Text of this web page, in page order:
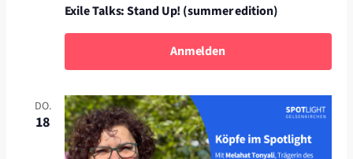
Exile Talks: Stand Up! (summer edition)
Anmelden
DO.
18